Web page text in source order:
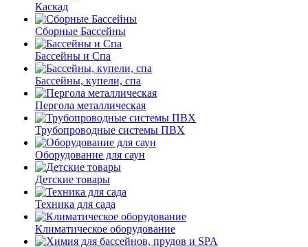
Каскад
Сборные Бассейны
Бассейны и Спа
Бассейны, купели, спа
Пергола металлическая
Трубопроводные системы ПВХ
Оборудование для саун
Детские товары
Техника для сада
Климатическое оборудование